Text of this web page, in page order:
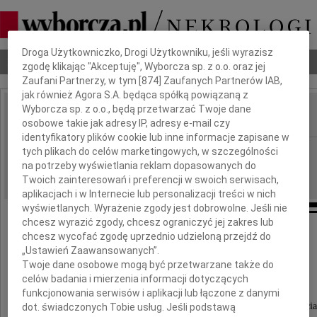
Nekrologi Odeszli Poradnik pogrzebowy
IMIĘ I NAZWISKO:
REGION: Warszawa
DATA EMISJI: 15.06.2026
Pani
Mirosławie Kielak
słowa wsparcia i wyrazy głębokiego współczucia
Dbamy o Twoją prywatność
Droga Użytkowniczko, Drogi Użytkowniku, jeśli wyrazisz
zgodę klikając "Akceptuję", Wyborcza sp. z o.o. oraz jej
Zaufani Partnerzy, w tym [874 ] Zaufanych Partnerów IAB,
jak również Agora S.A. będąca spółką powiązaną z
Wyborcza sp. z o.o., będą przetwarzać Twoje dane
osobowe takie jak adresy IP, adresy e-mail czy
identyfikatory plików cookie lub inne informacje zapisane w
tych plikach do celów marketingowych, w szczególności
na potrzeby wyświetlania reklam dopasowanych do
Twoich zainteresowań i preferencji w swoich serwisach,
aplikacjach i w Internecie lub personalizacji treści w nich
wyświetlanych. Wyrażenie zgody jest dobrowolne. Jeśli nie
chcesz wyrazić zgody, chcesz ograniczyć jej zakres lub
chcesz wycofać zgodę uprzednio udzieloną przejdź do
„Ustawień Zaawansowanych”.
Twoje dane osobowe mogą być przetwarzane także do
celów badania i mierzenia informacji dotyczących
funkcjonowania serwisów i aplikacji lub łączone z danymi
dot. świadczonych Tobie usług. Jeśli podstawą